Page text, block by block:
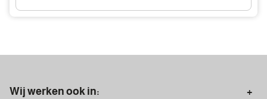
Wij werken ook in: